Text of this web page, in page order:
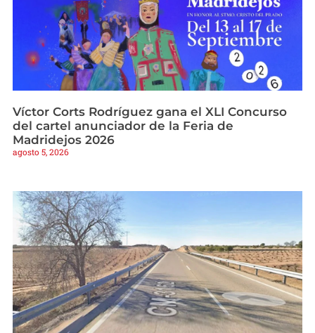
Víctor Corts Rodríguez gana el XLI Concurso
del cartel anunciador de la Feria de
Madridejos 2026
agosto 5, 2026